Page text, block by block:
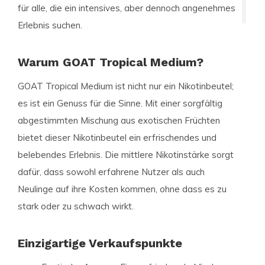
für alle, die ein intensives, aber dennoch angenehmes
Erlebnis suchen.
Warum GOAT Tropical Medium?
GOAT Tropical Medium ist nicht nur ein Nikotinbeutel;
es ist ein Genuss für die Sinne. Mit einer sorgfältig
abgestimmten Mischung aus exotischen Früchten
bietet dieser Nikotinbeutel ein erfrischendes und
belebendes Erlebnis. Die mittlere Nikotinstärke sorgt
dafür, dass sowohl erfahrene Nutzer als auch
Neulinge auf ihre Kosten kommen, ohne dass es zu
stark oder zu schwach wirkt.
Einzigartige Verkaufspunkte